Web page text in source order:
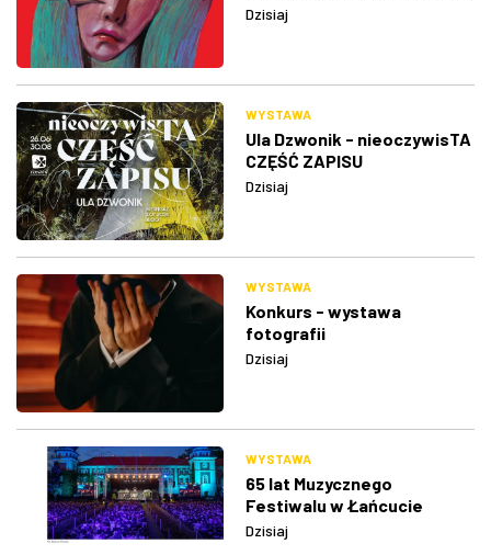
Dzisiaj
WYSTAWA
Ula Dzwonik - nieoczywisTA
CZĘŚĆ ZAPISU
Dzisiaj
WYSTAWA
Konkurs - wystawa
fotografii
Dzisiaj
WYSTAWA
65 lat Muzycznego
Festiwalu w Łańcucie
Dzisiaj